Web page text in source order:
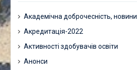
Академічна доброчесність, новини
Акредитація-2022
Активності здобувачів освіти
Анонси